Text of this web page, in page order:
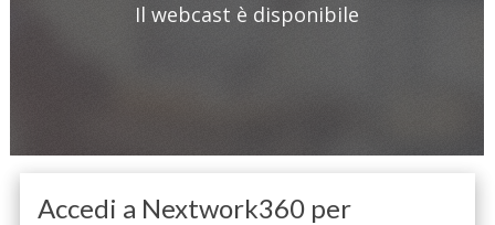
Il webcast è disponibile
Accedi a Nextwork360 per